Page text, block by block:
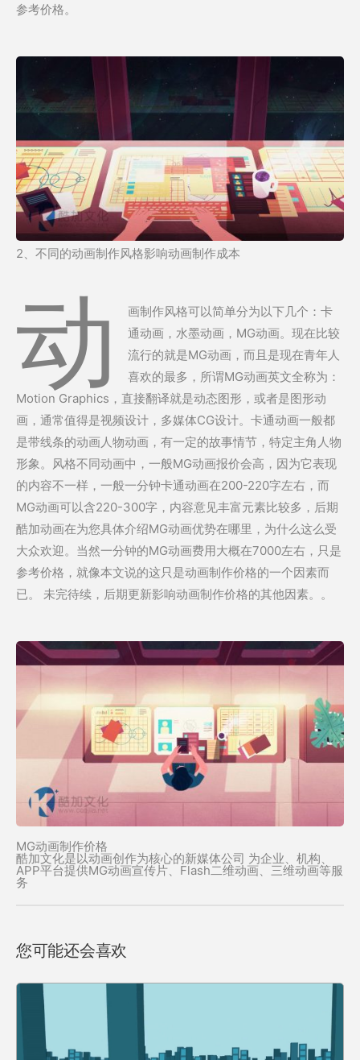
参考价格。
2、不同的动画制作风格影响动画制作成本
动
画制作风格可以简单分为以下几个：卡
通动画，水墨动画，MG动画。现在比较
流行的就是MG动画，而且是现在青年人
喜欢的最多，所谓MG动画英文全称为：
Motion Graphics，直接翻译就是动态图形，或者是图形动
画，通常值得是视频设计，多媒体CG设计。卡通动画一般都
是带线条的动画人物动画，有一定的故事情节，特定主角人物
形象。风格不同动画中，一般MG动画报价会高，因为它表现
的内容不一样，一般一分钟卡通动画在200-220字左右，而
MG动画可以含220-300字，内容意见丰富元素比较多，后期
酷加动画在为您具体介绍MG动画优势在哪里，为什么这么受
大众欢迎。当然一分钟的MG动画费用大概在7000左右，只是
参考价格，就像本文说的这只是动画制作价格的一个因素而
已。 未完待续，后期更新影响动画制作价格的其他因素。。
MG动画制作价格
酷加文化是以动画创作为核心的新媒体公司 为企业、机构、
APP平台提供MG动画宣传片、Flash二维动画、三维动画等服
务
您可能还会喜欢